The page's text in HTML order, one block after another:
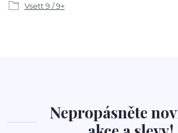
Vsett 9 / 9+
Nepropásněte